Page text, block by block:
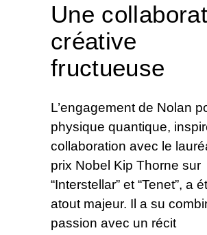
Une
créative
fructueuse
L’engagement de Nolan
physique quantique,
collaboration avec le
prix Nobel Kip Thorne sur
“Interstellar” et “Tenet”, a
atout majeur. Il a su
passion avec un récit